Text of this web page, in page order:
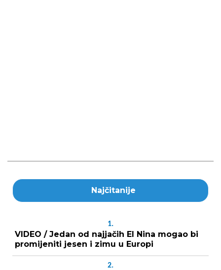
Najčitanije
1.
VIDEO / Jedan od najjačih El Nina mogao bi
promijeniti jesen i zimu u Europi
2.